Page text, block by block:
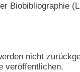
Biobibliographie
nicht
veröffentlichen.